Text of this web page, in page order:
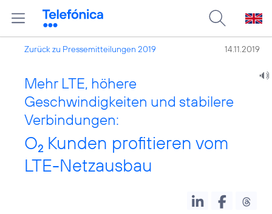
Zurück zu Pressemitteilungen 2019 14.11.2019
Mehr LTE, höhere
Geschwindigkeiten und stabilere
Verbindungen:
O2 Kunden profitieren vom
LTE-Netzausbau